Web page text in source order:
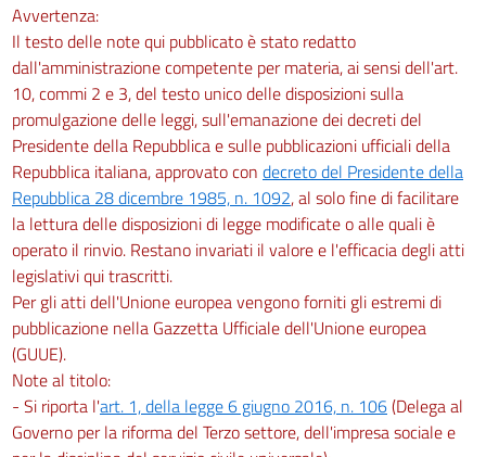
41
Capo VI
Delle società di mutuo soccorso
42
43
44
Titolo VI
DEL REGISTRO UNICO NAZIONALE DEL TERZO SETTORE
45
46
47
49
50
Avvertenza:
Il testo delle note qui pubblicato è stato redatto
dall'amministrazione competente per materia, ai sensi dell'art.
10, commi 2 e 3, del testo unico delle disposizioni sulla
promulgazione delle leggi, sull'emanazione dei decreti del
Presidente della Repubblica e sulle pubblicazioni ufficiali della
Repubblica italiana, approvato con decreto del Presidente della
Repubblica 28 dicembre 1985, n. 1092, al solo fine di facilitare
la lettura delle disposizioni di legge modificate o alle quali è
operato il rinvio. Restano invariati il valore e l'efficacia degli atti
legislativi qui trascritti.
Per gli atti dell'Unione europea vengono forniti gli estremi di
pubblicazione nella Gazzetta Ufficiale dell'Unione europea
(GUUE).
Note al titolo:
- Si riporta l'art. 1, della legge 6 giugno 2016, n. 106(Delega al
Governo per la riforma del Terzo settore, dell'impresa sociale e